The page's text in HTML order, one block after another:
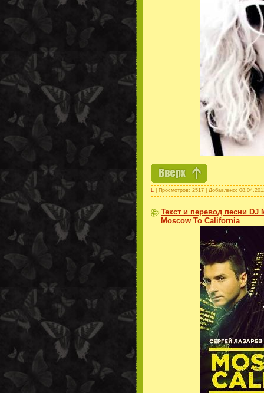
| Просмотров: 2517 | Добавлено:
Текст и перевод песни DJ
Moscow To California